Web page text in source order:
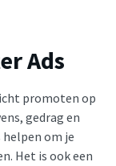
Ads
promoten op
gedrag en
om je
Het is ook een